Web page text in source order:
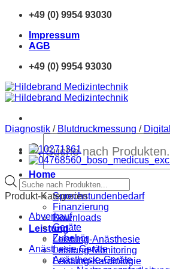
Zum
springen
+49 (0) 9954 93030
Impressum
AGB
+49 (0) 9954 93030
search
Home
Neue Produkte
Sprechstundenbedarf
Finanzierung
Downloads
Leistung
Leistung-Anästhesie
Leistung-Monitoring
Leistung-Kardiologie
Diagnostik / Blutdruckmessung / Digital
Products
search
Produkt-Kategorien
Abverkauf
Geräte
Zubehör
Anästhesie Geräte
Anästhesie-Geräte